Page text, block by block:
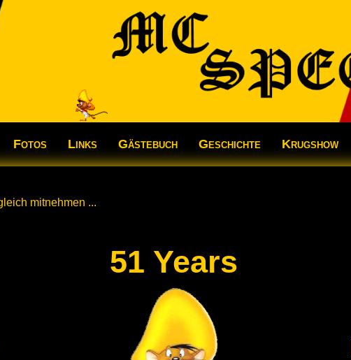
Fotos Links Gästebuch Geschichte Krugshow
mitnehmen ...
51 Years